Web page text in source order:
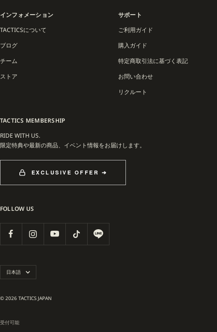
インフォメーション
TACTICSについて
ブログ
チーム
ストア
サポート
ご利用ガイド
購入ガイド
特定商取引法に基づく表記
お問い合わせ
リクルート
TACTICS MEMBERSHIP
RIDE WITH US.
限定特典や最新の商品、イベント情報をお届けします。
EXCLUSIVE OFFER ➔
FOLLOW US
語
日本語
© 2026 TACTICS JAPAN
受付可能